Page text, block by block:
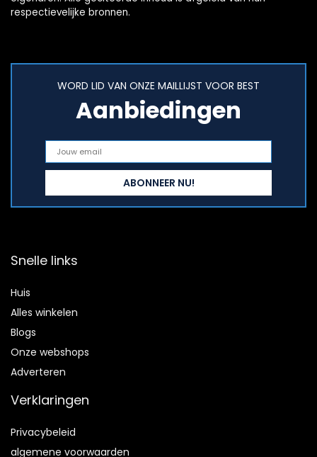
respectievelijke bronnen.
WORD LID VAN ONZE MAILLIJST VOOR BEST
Aanbiedingen
Snelle links
Huis
Alles winkelen
Blogs
Onze webshops
Adverteren
Verklaringen
Privacybeleid
algemene voorwaarden